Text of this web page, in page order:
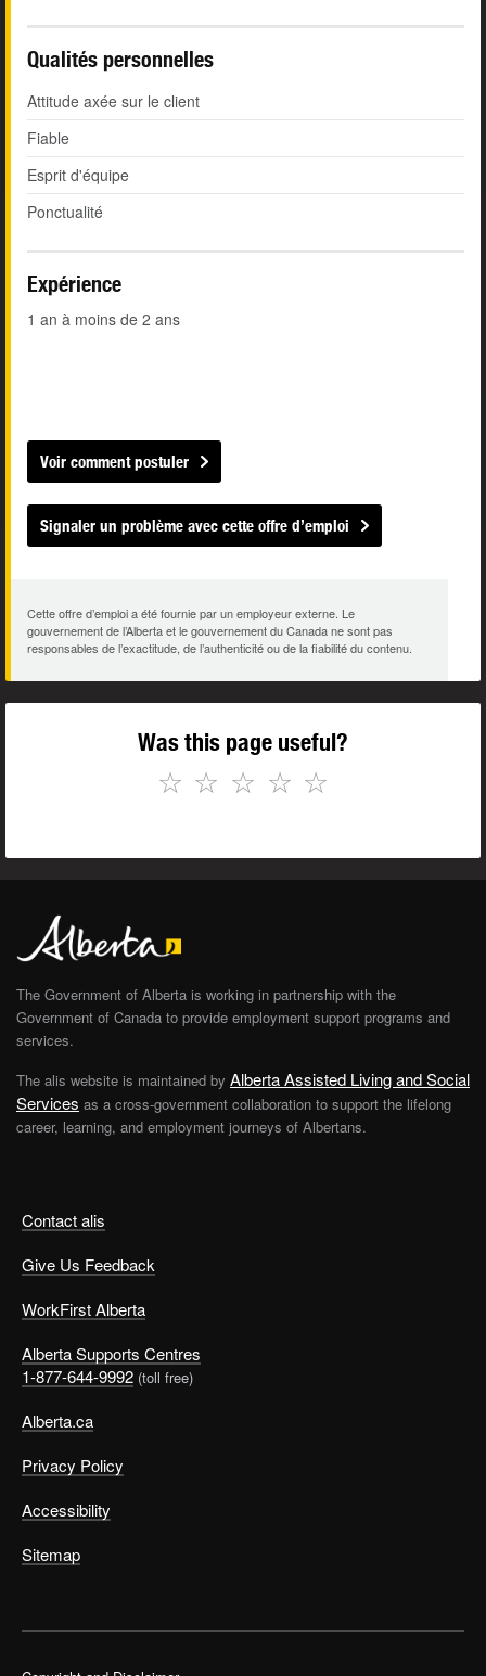
Qualités personnelles
Attitude axée sur le client
Fiable
Esprit d'équipe
Ponctualité
Expérience
1 an à moins de 2 ans
Voir comment postuler
Signaler un problème avec cette offre d’emploi
Cette offre d’emploi a été fournie par un employeur externe. Le
gouvernement de l’Alberta et le gouvernement du Canada ne sont pas
responsables de l’exactitude, de l’authenticité ou de la fiabilité du contenu.
Was this page useful?
☆
☆
☆
☆
☆
Contact alis
Give Us Feedback
WorkFirst Alberta
Alberta Supports Centres
1-877-644-9992 (toll free)
Alberta.ca
Privacy Policy
Accessibility
Sitemap
The Government of Alberta is working in partnership with the
Government of Canada to provide employment support programs and
services.
The alis website is maintained by Alberta Assisted Living and Social
Services as a cross-government collaboration to support the lifelong
career, learning, and employment journeys of Albertans.